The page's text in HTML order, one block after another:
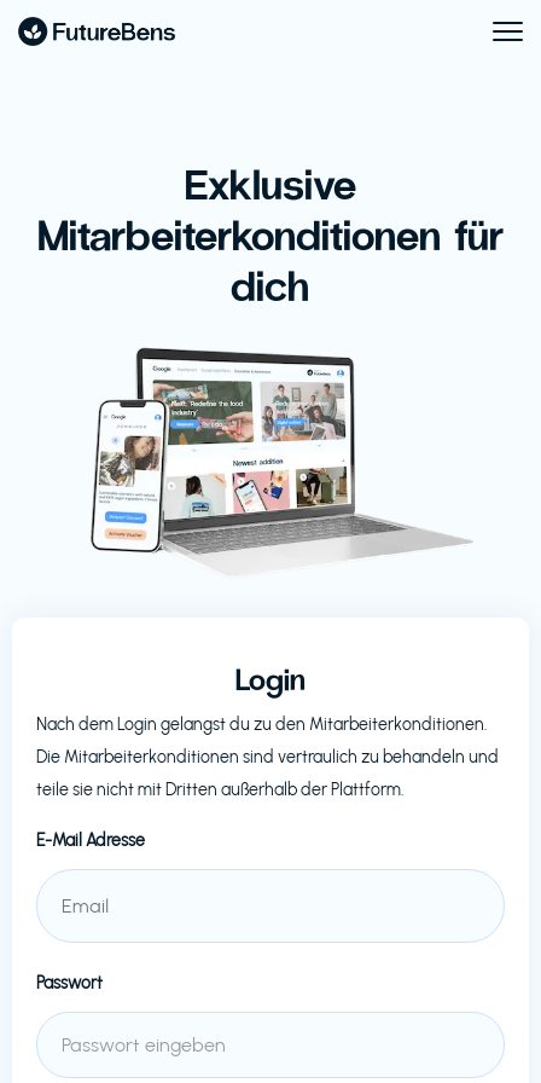
Exklusive
Mitarbeiterkonditionen für
dich
Login
Nach dem Login gelangst du zu den Mitarbeiterkonditionen.
Die Mitarbeiterkonditionen sind vertraulich zu behandeln und
teile sie nicht mit Dritten außerhalb der Plattform.
E-Mail Adresse
Passwort